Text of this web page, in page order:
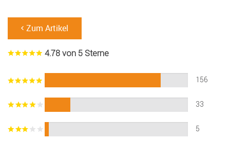
Zum Artikel
4.78 von 5 Sterne
156
33
5